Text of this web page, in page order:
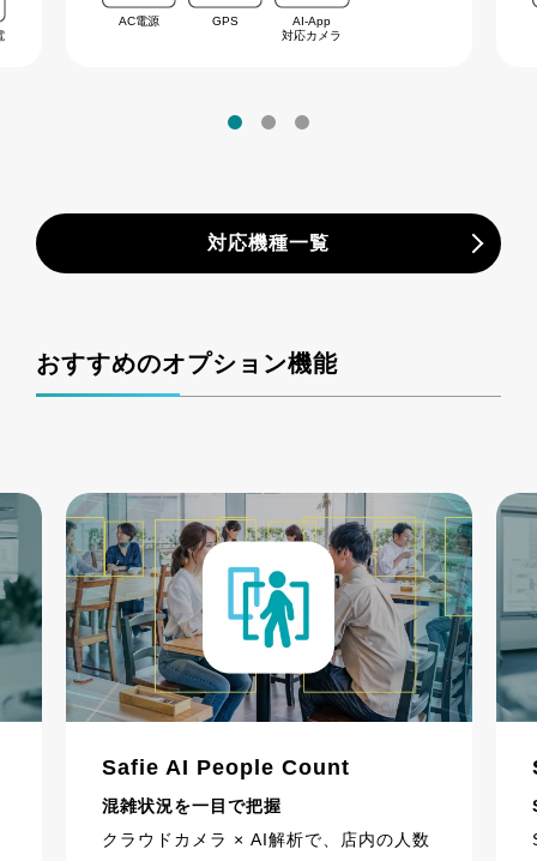
AC電源 GPS
AI-App
対応カメラ
対応機種一覧
おすすめのオプション機能
Safie AI People Count
混雑状況を一目で把握
クラウドカメラ × AI解析で、店内の人数